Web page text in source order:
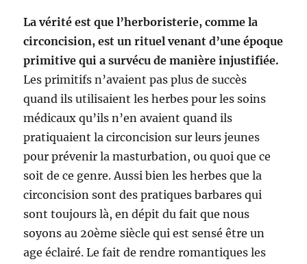
La vérité est que l’herboristerie, comme la
circoncision, est un rituel venant d’une époque
primitive qui a survécu de manière injustifiée.
Les primitifs n’avaient pas plus de succès
quand ils utilisaient les herbes pour les soins
médicaux qu’ils n’en avaient quand ils
pratiquaient la circoncision sur leurs jeunes
pour prévenir la masturbation, ou quoi que ce
soit de ce genre. Aussi bien les herbes que la
circoncision sont des pratiques barbares qui
sont toujours là, en dépit du fait que nous
soyons au 20ème siècle qui est sensé être un
age éclairé. Le fait de rendre romantiques les